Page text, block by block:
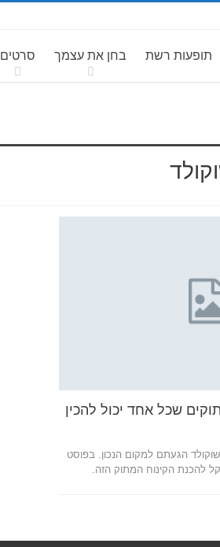
תופעות רשת בחן את עצמך סרטים
שכל אחד יכול להכין
הגעתם למקום הנכון. בפוסט
להכנת הקינוח המתוק הזה.